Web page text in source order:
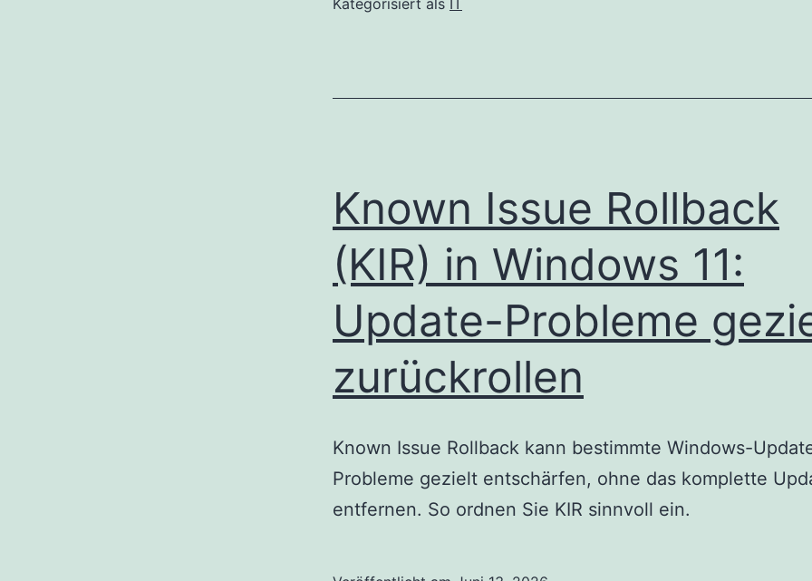
Kategorisiert als IT
Known Issue Rollback
(KIR) in Windows 11:
Update-Probleme
zurückrollen
Known Issue Rollback kann bestimmte Windows-
Probleme gezielt entschärfen, ohne das komplette
entfernen. So ordnen Sie KIR sinnvoll ein.